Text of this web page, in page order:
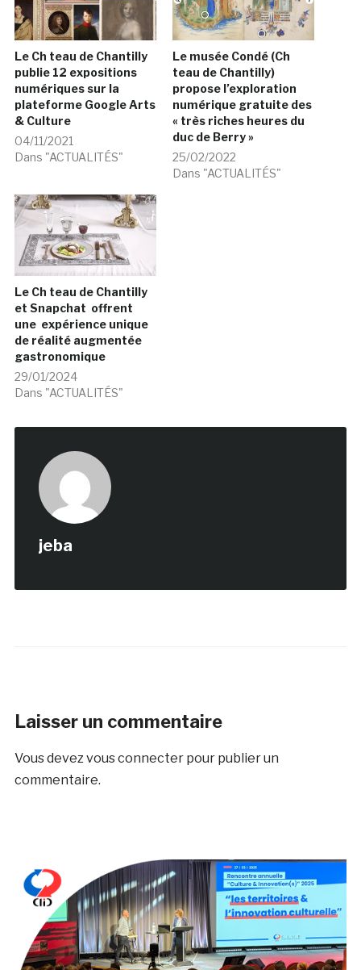
Le Ch teau de Chantilly
publie 12 expositions
numériques sur la
plateforme Google Arts
& Culture
04/11/2021
Dans "ACTUALITÉS"
Le musée Condé (Ch
teau de Chantilly)
propose l’exploration
numérique gratuite des
« très riches heures du
duc de Berry »
25/02/2022
Dans "ACTUALITÉS"
Le Ch teau de Chantilly
et Snapchat offrent
une expérience unique
de réalité augmentée
gastronomique
29/01/2024
Dans "ACTUALITÉS"
jeba
Laisser un commentaire
Vous devezvous connecterpour publier un
commentaire.